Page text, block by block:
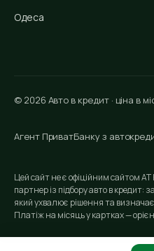
Одеса
© 2026 Авто в кредит · ціна в
Агент ПриватБанку з
Цей сайт не є офіційним сайтом
партнер із підбору авто в кредит:
який ухвалює рішення та
Платіж на місяць у картках —